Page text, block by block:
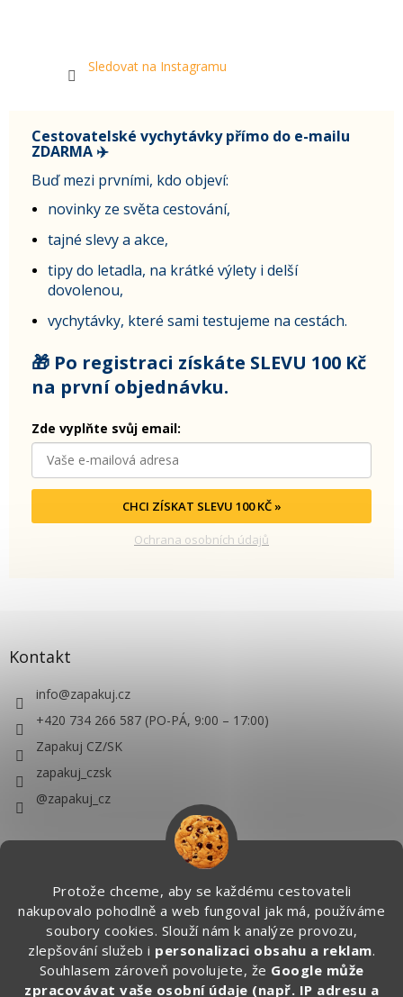
Protože chceme, aby se každému cestovateli
nakupovalo pohodlně a web fungoval jak má, používáme
soubory cookies. Slouží nám k analýze provozu,
zlepšování služeb i personalizaci obsahu a reklam.
Souhlasem zároveň povolujete, že Google může
zpracovávat vaše osobní údaje (např. IP adresu a
Sledovat na Instagramu
Cestovatelské vychytávky přímo do e-mailu
ZDARMA ✈️
Buď mezi prvními, kdo objeví:
novinky ze světa cestování,
tajné slevy a akce,
tipy do letadla, na krátké výlety i delší
dovolenou,
vychytávky, které sami testujeme na cestách.
🎁 Po registraci získáte SLEVU 100 Kč
na první objednávku.
Zde vyplňte svůj email:
CHCI ZÍSKAT SLEVU 100 KČ »
Ochrana osobních údajů
Kontakt
info@zapakuj.cz
+420 734 266 587 (PO-PÁ, 9:00 – 17:00)
Zapakuj CZ/SK
zapakuj_czsk
@zapakuj_cz